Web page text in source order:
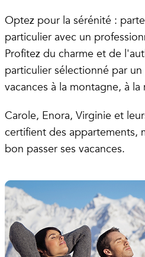
Optez pour la sérénité :
particulier avec un
Profitez du charme et de
particulier sélectionné par
vacances à la montagne, à
Carole, Enora, Virginie et
certifient des appartements,
bon passer ses vacances.